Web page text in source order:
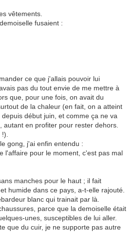
vêtements.
fusaient :
ce que j'allais pouvoir lui
pas du tout envie de me mettre à
que, pour une fois, on avait du
de la chaleur (en fait, on a atteint
début juin, et comme ça ne va
autant en profiter pour rester dehors.
gong, j'ai enfin entendu :
l'affaire pour le moment, c'est pas mal
manches pour le haut ; il fait
humide dans ce pays, a-t-elle rajouté.
blanc qui trainait par là.
parce que la demoiselle était
unes, susceptibles de lui aller.
que du cuir, je ne supporte pas autre